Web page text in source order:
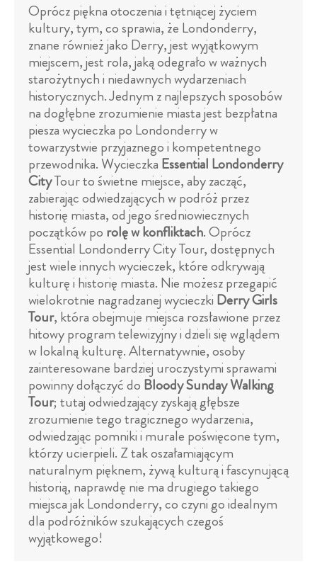
Oprócz piękna otoczenia i tętniącej życiem
kultury, tym, co sprawia, że Londonderry,
znane również jako Derry, jest wyjątkowym
miejscem, jest rola, jaką odegrało w ważnych
starożytnych i niedawnych wydarzeniach
historycznych. Jednym z najlepszych sposobów
na dogłębne zrozumienie miasta jest bezpłatna
piesza wycieczka po Londonderry w
towarzystwie przyjaznego i kompetentnego
przewodnika. Wycieczka Essential Londonderry
CityTour to świetne miejsce, aby zacząć,
zabierając odwiedzających w podróż przez
historię miasta, od jego średniowiecznych
początków po rolę w konfliktach. Oprócz
Essential Londonderry City Tour, dostępnych
jest wiele innych wycieczek, które odkrywają
kulturę i historię miasta. Nie możesz przegapić
wielokrotnie nagradzanej wycieczki Derry Girls
Tour, która obejmuje miejsca rozsławione przez
hitowy program telewizyjny i dzieli się wglądem
w lokalną kulturę. Alternatywnie, osoby
zainteresowane bardziej uroczystymi sprawami
powinny dołączyć do Bloody Sunday Walking
Tour; tutaj odwiedzający zyskają głębsze
zrozumienie tego tragicznego wydarzenia,
odwiedzając pomniki i murale poświęcone tym,
którzy ucierpieli. Z tak oszałamiającym
naturalnym pięknem, żywą kulturą i fascynującą
historią, naprawdę nie ma drugiego takiego
miejsca jak Londonderry, co czyni go idealnym
dla podróżników szukających czegoś
wyjątkowego!